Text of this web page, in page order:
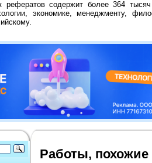
рефератов содержит более 364
экономике, менеджменту,
Работы, похожие